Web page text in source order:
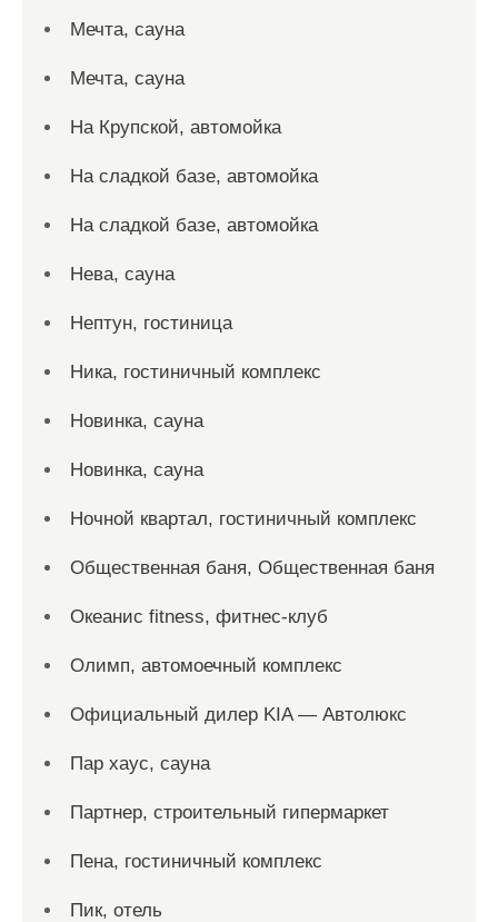
Мечта, сауна
Мечта, сауна
На Крупской, автомойка
На сладкой базе, автомойка
На сладкой базе, автомойка
Нева, сауна
Нептун, гостиница
Ника, гостиничный комплекс
Новинка, сауна
Новинка, сауна
Ночной квартал, гостиничный комплекс
Общественная баня, Общественная баня
Океанис fitness, фитнес-клуб
Олимп, автомоечный комплекс
Официальный дилер KIA — Автолюкс
Пар хаус, сауна
Партнер, строительный гипермаркет
Пена, гостиничный комплекс
Пик, отель